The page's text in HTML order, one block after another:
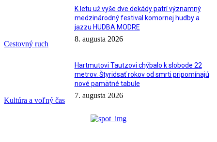
Cestovný ruch
K letu už vyše dve dekády patrí významný
medzinárodný festival komornej hudby a
jazzu HUDBA MODRE
8. augusta 2026
Kultúra a voľný čas
Hartmutovi Tautzovi chýbalo k slobode 22
metrov. Štyridsať rokov od smrti pripomínajú
nové pamätné tabule
7. augusta 2026